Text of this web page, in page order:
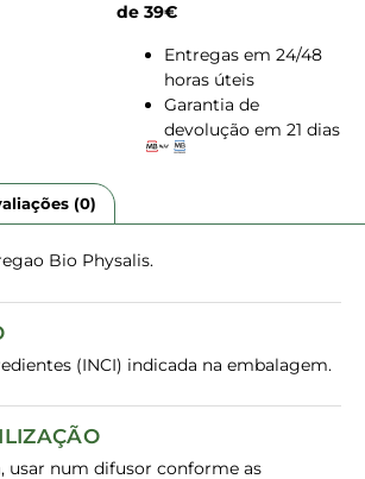
de 39€
Entregas em 24/48
horas úteis
Garantia de
devolução em 21 dias
(0)
Bio Physalis.
(INCI) indicada na embalagem.
usar num difusor conforme as